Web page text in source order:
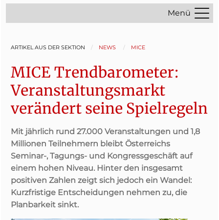
Menü
ARTIKEL AUS DER SEKTION NEWS MICE
MICE Trendbarometer:
Veranstaltungsmarkt
verändert seine Spielregeln
Mit jährlich rund 27.000 Veranstaltungen und 1,8
Millionen Teilnehmern bleibt Österreichs
Seminar-, Tagungs- und Kongressgeschäft auf
einem hohen Niveau. Hinter den insgesamt
positiven Zahlen zeigt sich jedoch ein Wandel:
Kurzfristige Entscheidungen nehmen zu, die
Planbarkeit sinkt.